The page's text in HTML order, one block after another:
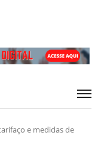
e medidas de